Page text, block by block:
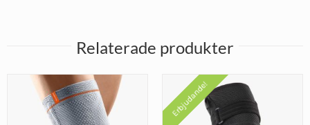
Relaterade produkter
Erbjudande!